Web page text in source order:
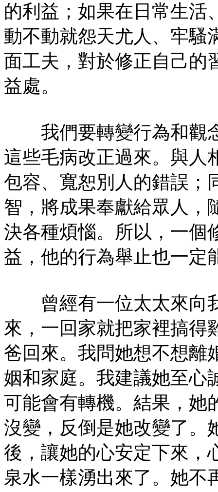
的利益；如果在日常生活
動不動就怨天尤人、牢騷
面工夫，對於修正自己的
益處。
我們要轉變行為和觀
這些毛病改正過來。與人
包容、寬恕別人的錯誤；
智，將成果奉獻給眾人，
決各種煩惱。所以，一個
益，他的行為舉止也一定
曾經有一位太太來向
來，一回家就把家裡搞得
爸回來。我問她想不想離
姻和家庭。我建議她至心
可能會有轉機。結果，她
沒變，反倒是她改變了。
後，讓她的心安定下來，
泉水一樣湧出來了。她不